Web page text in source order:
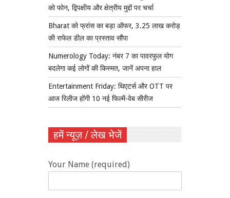
को फोन, द्विपक्षीय और क्षेत्रीय मुद्दों पर चर्चा
Bharat को फ्रांस का बड़ा ऑफर, 3.25 लाख करोड़
की राफेल डील का प्रस्ताव सौंपा
Numerology Today: नंबर 7 का पावरफुल योग
बदलेगा कई लोगों की किस्मत, जानें अपना हाल
Entertainment Friday: थिएटर्स और OTT पर
आज रिलीज होंगी 10 नई फिल्में-वेब सीरीज
हमें न्यूज़ / लेख भेजें
Your Name (required)